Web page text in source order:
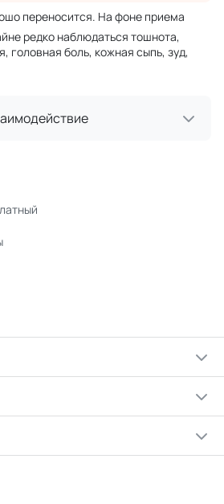
переносится. На фоне приема
редко наблюдаться тошнота,
головная боль, кожная сыпь, зуд,